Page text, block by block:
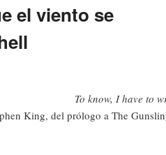
el viento se
To know, I have to
King, del prólogo a The